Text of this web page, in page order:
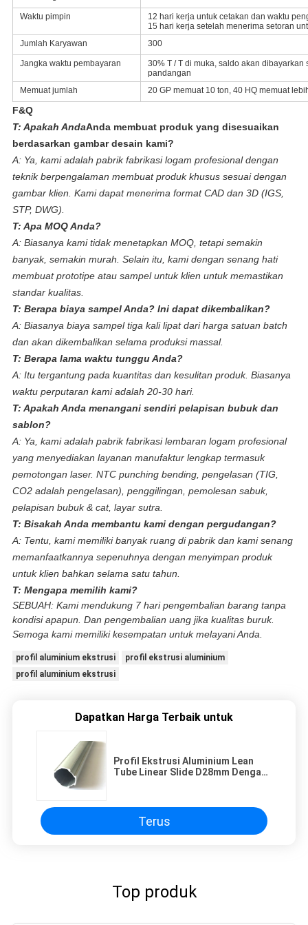
Waktu pimpin
12 hari kerja untuk cetakan dan waktu
15 hari kerja setelah menerima setoran
Jumlah Karyawan
300
Jangka waktu pembayaran
30% T / T di muka, saldo akan
pandangan
Memuat jumlah
20 GP memuat 10 ton, 40 HQ memuat
F&Q
T: Apakah AndaAnda membuat produk yang disesuaikan
berdasarkan gambar desain kami?
A: Ya, kami adalah pabrik fabrikasi logam profesional dengan
teknik berpengalaman membuat produk khusus sesuai dengan
gambar klien. Kami dapat menerima format CAD dan 3D (IGS,
STP, DWG).
T: Apa MOQ Anda?
A: Biasanya kami tidak menetapkan MOQ, tetapi semakin
banyak, semakin murah. Selain itu, kami dengan senang hati
membuat prototipe atau sampel untuk klien untuk memastikan
standar kualitas.
T: Berapa biaya sampel Anda? Ini dapat dikembalikan?
A: Biasanya biaya sampel tiga kali lipat dari harga satuan batch
dan akan dikembalikan selama produksi massal.
T: Berapa lama waktu tunggu Anda?
A: Itu tergantung pada kuantitas dan kesulitan produk. Biasanya
waktu perputaran kami adalah 20-30 hari.
T: Apakah Anda menangani sendiri pelapisan bubuk dan
sablon?
A: Ya, kami adalah pabrik fabrikasi lembaran logam profesional
yang menyediakan layanan manufaktur lengkap termasuk
pemotongan laser. NTC punching bending, pengelasan (TIG,
CO2 adalah pengelasan), penggilingan, pemolesan sabuk,
pelapisan bubuk & cat, layar sutra.
T: Bisakah Anda membantu kami dengan pergudangan?
A: Tentu, kami memiliki banyak ruang di pabrik dan kami senang
memanfaatkannya sepenuhnya dengan menyimpan produk
untuk klien bahkan selama satu tahun.
T: Mengapa memilih kami?
SEBUAH: Kami mendukung 7 hari pengembalian barang tanpa
kondisi apapun. Dan pengembalian uang jika kualitas buruk.
Semoga kami memiliki kesempatan untuk melayani Anda.
profil aluminium ekstrusi
profil ekstrusi aluminium
profil aluminium ekstrusi
Dapatkan Harga Terbaik untuk
Profil Ekstrusi Aluminium Lean
Tube Linear Slide D28mm Dengan
Terus
Top produk